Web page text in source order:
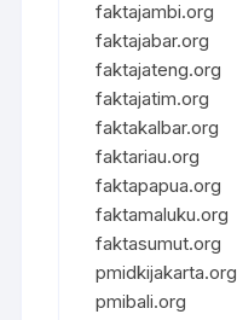
faktajambi.org
faktajabar.org
faktajateng.org
faktajatim.org
faktakalbar.org
faktariau.org
faktapapua.org
faktamaluku.org
faktasumut.org
pmidkijakarta.org
pmibali.org